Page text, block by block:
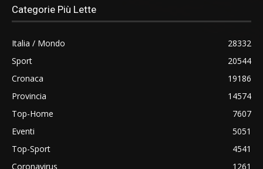
Categorie Più Lette
Italia / Mondo
28332
Sport
20544
Cronaca
19186
Provincia
14574
Top-Home
7607
Eventi
5051
Top-Sport
4541
Coronavirus
1261